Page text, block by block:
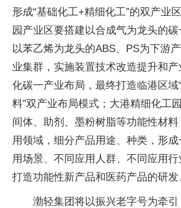
形成“基础化工+精细化工”的双产业
园产业区要搭建以合成气为龙头的
以苯乙烯为龙头的ABS、PS为下游
业集群，实施装置技术改造提升和
化碳一产业布局，最终打造临港区域
料”双产业布局模式；大港精细化工
间体、助剂、墨粉树脂等功能性材
用领域，细分产品用途、种类，形
用场景、不同应用人群、不同应用行
打造功能性新产品和医药产品的研发
渤轻集团将以振兴老字号为牵